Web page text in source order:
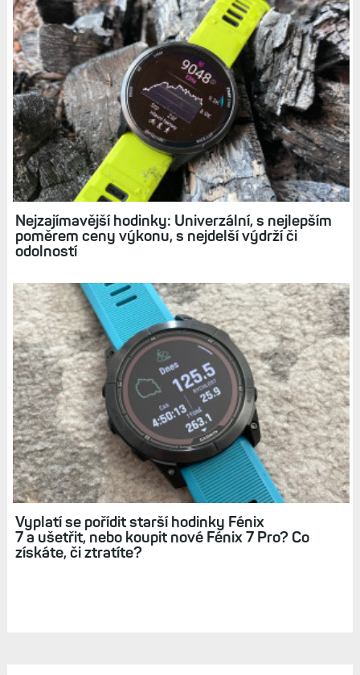
Nejzajímavější hodinky: Univerzální, s nejlepším
poměrem ceny výkonu, s nejdelší výdrží či
odolností
Vyplatí se pořídit starší hodinky Fénix
7 a ušetřit, nebo koupit nové Fénix 7 Pro? Co
získáte, či ztratíte?